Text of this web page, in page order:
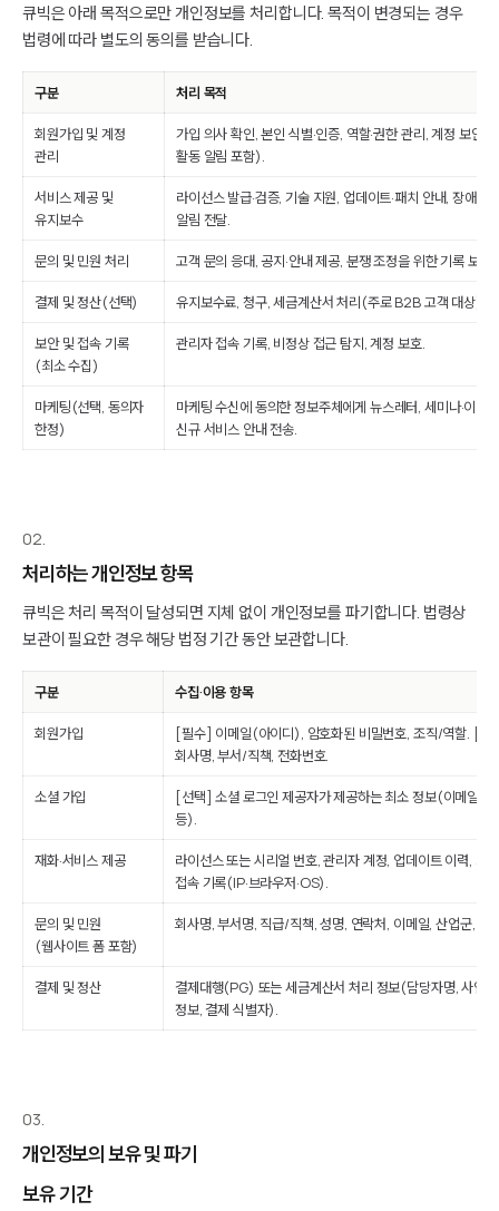
큐빅은 아래 목적으로만 개인정보를 처리합니다. 목적이 변경되는 경우
법령에 따라 별도의 동의를 받습니다.
구분 처리 목적
회원가입 및 계정
관리
가입 의사 확인, 본인 식별·인증, 역할·권한 관리, 계정 보안
활동 알림 포함).
서비스 제공 및
유지보수
라이선스 발급·검증, 기술 지원, 업데이트·패치 안내, 장애 또
알림 전달.
문의 및 민원 처리 고객 문의 응대, 공지·안내 제공, 분쟁 조정을 위한 기록 보관.
결제 및 정산(선택) 유지보수료, 청구, 세금계산서 처리(주로 B2B 고객 대상).
보안 및 접속 기록
(최소 수집)
관리자 접속 기록, 비정상 접근 탐지, 계정 보호.
마케팅(선택, 동의자
한정)
마케팅 수신에 동의한 정보주체에게 뉴스레터, 세미나·이벤
신규 서비스 안내 전송.
02.
처리하는 개인정보 항목
큐빅은 처리 목적이 달성되면 지체 없이 개인정보를 파기합니다. 법령상
보관이 필요한 경우 해당 법정 기간 동안 보관합니다.
구분 수집·이용 항목
회원가입
[필수] 이메일(아이디), 암호화된 비밀번호, 조직/역할. [선
회사명, 부서/직책, 전화번호.
소셜 가입
[선택] 소셜 로그인 제공자가 제공하는 최소 정보(이메일,
등).
재화·서비스 제공
라이선스 또는 시리얼 번호, 관리자 계정, 업데이트 이력, 최
접속 기록(IP·브라우저·OS).
문의 및 민원
(웹사이트 폼 포함)
회사명, 부서명, 직급/직책, 성명, 연락처, 이메일, 산업군, 문
결제 및 정산
결제대행(PG) 또는 세금계산서 처리 정보(담당자명, 사업
정보, 결제 식별자).
03.
개인정보의 보유 및 파기
보유 기간